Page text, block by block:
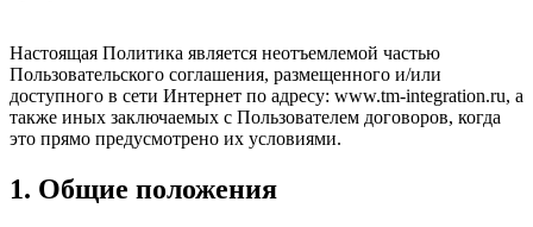
Настоящая Политика является неотъемлемой частью
Пользовательского соглашения, размещенного и/или
доступного в сети Интернет по адресу: www.tm-integration.ru, а
также иных заключаемых с Пользователем договоров, когда
это прямо предусмотрено их условиями.
1. Общие положения